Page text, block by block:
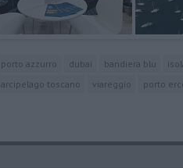
porto azzurro dubai bandiera blu
arcipelago toscano
viareggio porto